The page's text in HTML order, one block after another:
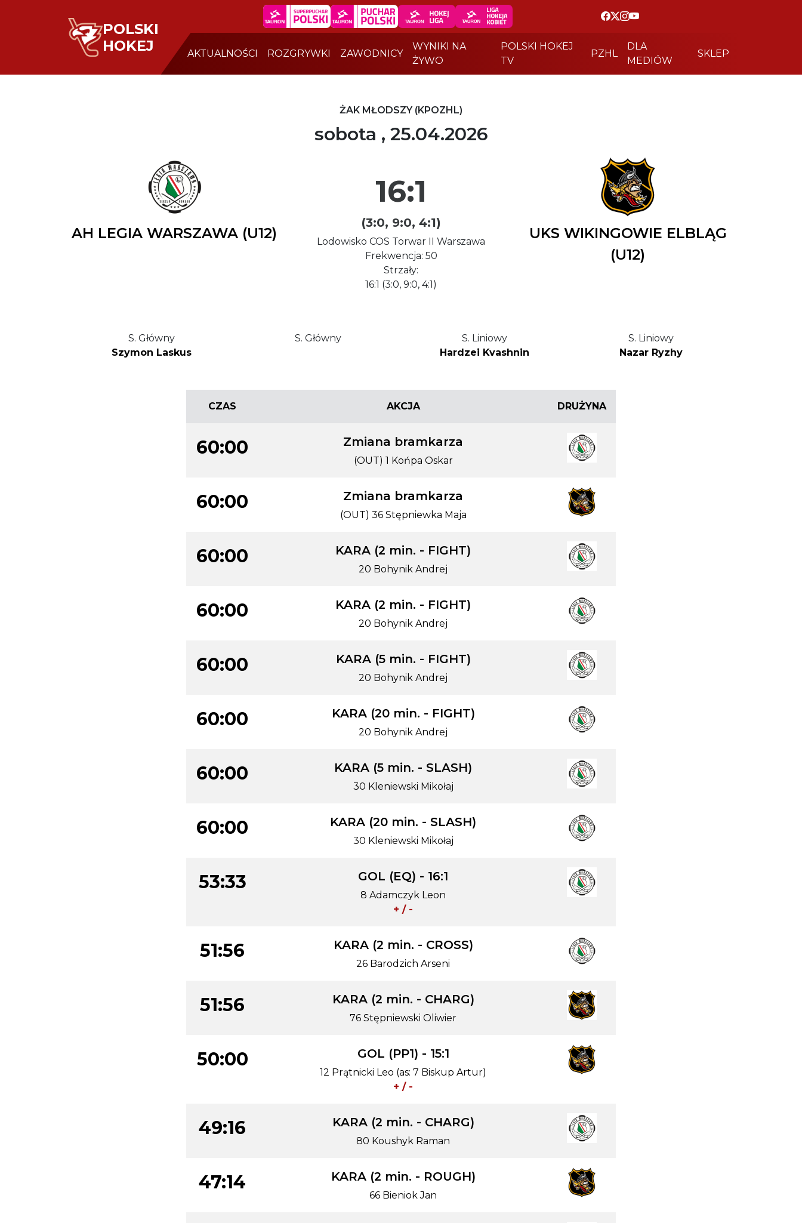
POLSKI
HOKEJ
AKTUALNOŚCI ROZGRYWKI ZAWODNICY
WYNIKI NA
ŻYWO
POLSKI HOKEJ
TV
PZHL
DLA
MEDIÓW
SKLEP
ŻAK MŁODSZY (KPOZHL)
sobota , 25.04.2026
AH LEGIA WARSZAWA (U12)
16:1
(3:0, 9:0, 4:1)
Lodowisko COS Torwar II Warszawa
Frekwencja: 50
Strzały:
16:1 (3:0, 9:0, 4:1)
UKS WIKINGOWIE ELBLĄG
(U12)
S. Główny
Szymon Laskus
S. Główny
S. Liniowy
Hardzei Kvashnin
S. Liniowy
Nazar Ryzhy
CZAS AKCJA DRUŻYNA
60:00 Zmiana bramkarza
(OUT) 1 Końpa Oskar
60:00 Zmiana bramkarza
(OUT) 36 Stępniewka Maja
60:00 KARA (2 min. - FIGHT)
20 Bohynik Andrej
60:00 KARA (2 min. - FIGHT)
20 Bohynik Andrej
60:00 KARA (5 min. - FIGHT)
20 Bohynik Andrej
60:00 KARA (20 min. - FIGHT)
20 Bohynik Andrej
60:00 KARA (5 min. - SLASH)
30 Kleniewski Mikołaj
60:00 KARA (20 min. - SLASH)
30 Kleniewski Mikołaj
53:33 GOL (EQ) - 16:1
8 Adamczyk Leon
+ / -
51:56 KARA (2 min. - CROSS)
26 Barodzich Arseni
51:56 KARA (2 min. - CHARG)
76 Stępniewski Oliwier
50:00 GOL (PP1) - 15:1
12 Prątnicki Leo (as: 7 Biskup Artur)
+ / -
49:16 KARA (2 min. - CHARG)
80 Koushyk Raman
47:14 KARA (2 min. - ROUGH)
66 Bieniok Jan